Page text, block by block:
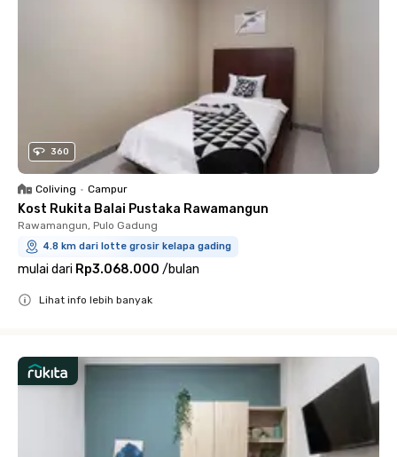
360
Coliving • Campur
Kost Rukita Balai Pustaka Rawamangun
Rawamangun, Pulo Gadung
4.8 km dari lotte grosir kelapa gading
mulai dari Rp3.068.000 /bulan
Lihat info lebih banyak